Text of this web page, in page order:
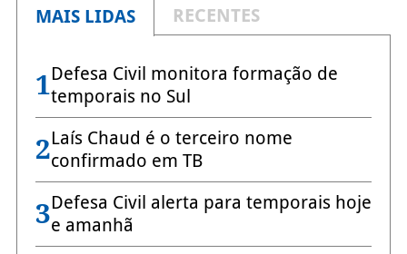
MAIS LIDAS
RECENTES
1Defesa Civil monitora formação de
temporais no Sul
2Laís Chaud é o terceiro nome
confirmado em TB
3Defesa Civil alerta para temporais hoje
e amanhã